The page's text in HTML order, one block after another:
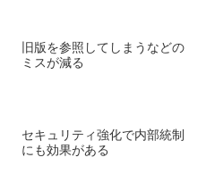
旧版を参照してしまうなどの
ミスが減る
セキュリティ強化で内部統制
にも効果がある